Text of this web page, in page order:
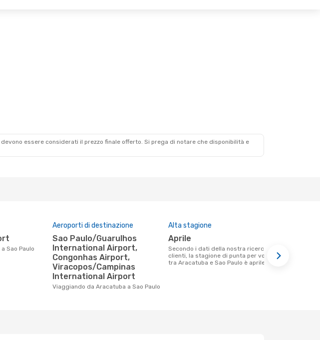
essere considerati il ​​prezzo finale offerto. Si prega di notare che disponibilità e
Sao Paulo
Aeroporti di destinazione
Sao Paulo/Guarulhos
International Airport,
Congonhas Airport,
Viracopos/Campinas
International Airport
Viaggiando da Aracatuba a Sao Paulo
Alta stagione
aprile
Secondo i dati della nostra ricerca
clienti, la stagione di punta per volare
tra Aracatuba e Sao Paulo è aprile .